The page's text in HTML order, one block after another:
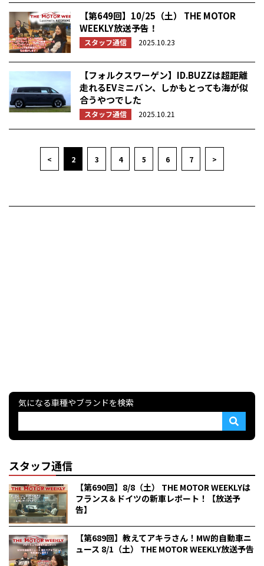
【第649回】10/25（土） THE MOTOR
WEEKLY放送予告！
スタッフ通信 2025.10.23
【フォルクスワーゲン】ID.BUZZは超距離
走れるEVミニバン、しかもとっても海が似
合うやつでした
スタッフ通信 2025.10.21
< 2 3 4 5 6 7 >
気になる車種やブランドを検索
スタッフ通信
【第690回】8/8（土） THE MOTOR WEEKLYは
フランス＆ドイツの新車レポート！【放送予
告】
【第689回】教えてアキラさん！MW的自動車ニ
ュース 8/1（土） THE MOTOR WEEKLY放送予告